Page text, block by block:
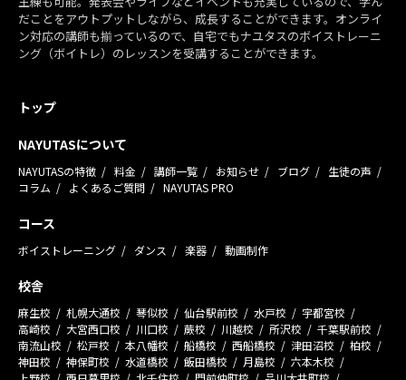
だことをアウトプットしながら、成長することができます。オンライ
ン対応の講師も揃っているので、自宅でもナユタスのボイストレーニ
ング（ボイトレ）のレッスンを受講することができます。
トップ
NAYUTASについて
NAYUTASの特徴 料金 講師一覧 お知らせ ブログ
生徒の声
コラム
よくあるご質問 NAYUTAS PRO
コース
ボイストレーニング ダンス 楽器 動画制作
校舎
麻生校 札幌大通校 琴似校 仙台駅前校 水戸校
宇都宮校
高崎校
大宮西口校 川口校 蕨校 川越校 所沢校
千葉駅前校
南流山校
松戸校 本八幡校 船橋校 西船橋校 津田沼校
柏校
神田校
神保町校 水道橋校 飯田橋校 月島校
六本木校